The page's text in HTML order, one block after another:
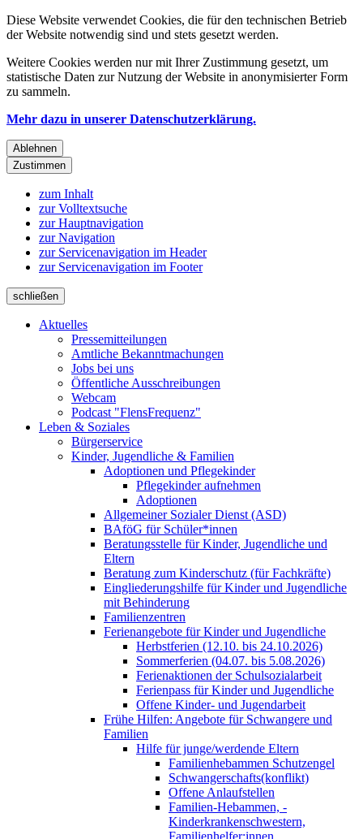
Diese Website verwendet Cookies, die für den technischen Betrieb
der Website notwendig sind und stets gesetzt werden.
Weitere Cookies werden nur mit Ihrer Zustimmung gesetzt, um
statistische Daten zur Nutzung der Website in anonymisierter Form
zu sammeln.
Mehr dazu in unserer Datenschutzerklärung.
Ablehnen
Zustimmen
zum Inhalt
zur Volltextsuche
zur Hauptnavigation
zur Navigation
zur Servicenavigation im Header
zur Servicenavigation im Footer
schließen
Aktuelles
Pressemitteilungen
Amtliche Bekanntmachungen
Jobs bei uns
Öffentliche Ausschreibungen
Webcam
Podcast "FlensFrequenz"
Leben & Soziales
Bürgerservice
Kinder, Jugendliche & Familien
Adoptionen und Pflegekinder
Pflegekinder aufnehmen
Adoptionen
Allgemeiner Sozialer Dienst (ASD)
BAföG für Schüler*innen
Beratungsstelle für Kinder, Jugendliche und
Eltern
Beratung zum Kinderschutz (für Fachkräfte)
Eingliederungshilfe für Kinder und Jugendliche
mit Behinderung
Familienzentren
Ferienangebote für Kinder und Jugendliche
Herbstferien (12.10. bis 24.10.2026)
Sommerferien (04.07. bis 5.08.2026)
Ferienaktionen der Schulsozialarbeit
Ferienpass für Kinder und Jugendliche
Offene Kinder- und Jugendarbeit
Frühe Hilfen: Angebote für Schwangere und
Familien
Hilfe für junge/werdende Eltern
Familienhebammen Schutzengel
Schwangerschafts(konflikt)
Offene Anlaufstellen
Familien-Hebammen, -
Kinderkrankenschwestern,
Familienhelfer:innen